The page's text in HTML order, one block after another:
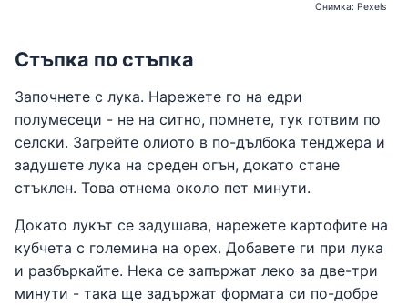
Снимка: Pexels
Стъпка по стъпка
Започнете с лука. Нарежете го на едри
полумесеци - не на ситно, помнете, тук готвим по
селски. Загрейте олиото в по-дълбока тенджера и
задушете лука на среден огън, докато стане
стъклен. Това отнема около пет минути.
Докато лукът се задушава, нарежете картофите на
кубчета с големина на орех. Добавете ги при лука
и разбъркайте. Нека се запържат леко за две-три
минути - така ще задържат формата си по-добре